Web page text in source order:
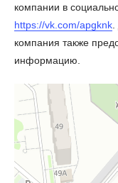
компании в
https://vk.com/apgknk
компания также
информацию.